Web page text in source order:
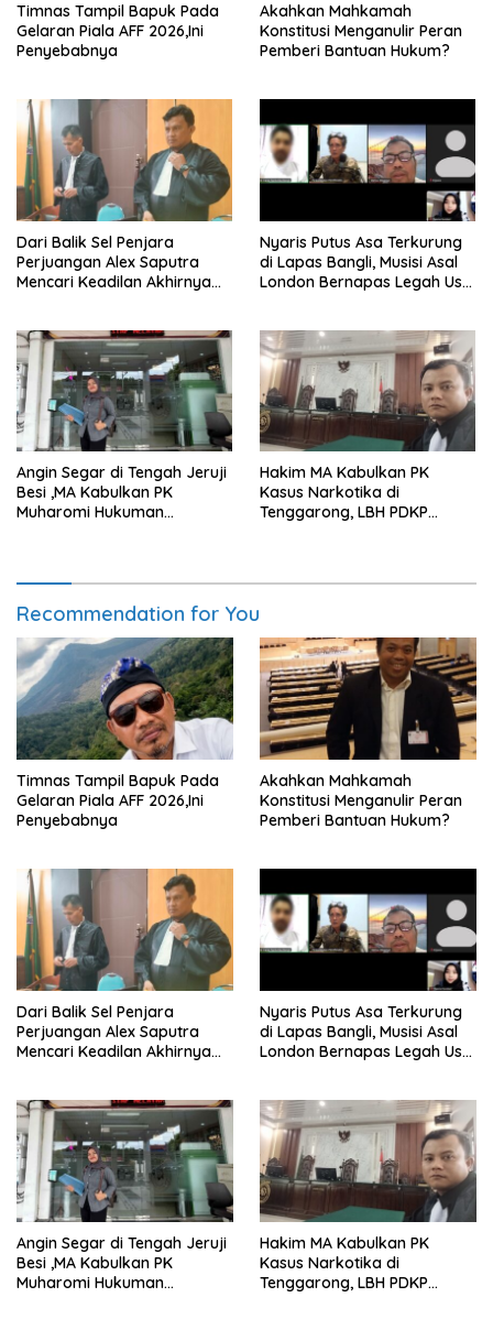
Timnas Tampil Bapuk Pada
Gelaran Piala AFF 2026,Ini
Penyebabnya
Akahkan Mahkamah
Konstitusi Menganulir Peran
Pemberi Bantuan Hukum?
Dari Balik Sel Penjara
Perjuangan Alex Saputra
Mencari Keadilan Akhirnya
Nyaris Putus Asa Terkurung
di Lapas Bangli, Musisi Asal
London Bernapas Legah Usai
Angin Segar di Tengah Jeruji
Besi ,MA Kabulkan PK
Muharomi Hukuman
Hakim MA Kabulkan PK
Kasus Narkotika di
Tenggarong, LBH PDKP
Recommendation for You
Timnas Tampil Bapuk Pada
Gelaran Piala AFF 2026,Ini
Penyebabnya
Akahkan Mahkamah
Konstitusi Menganulir Peran
Pemberi Bantuan Hukum?
Dari Balik Sel Penjara
Perjuangan Alex Saputra
Mencari Keadilan Akhirnya
Nyaris Putus Asa Terkurung
di Lapas Bangli, Musisi Asal
London Bernapas Legah Usai
Angin Segar di Tengah Jeruji
Besi ,MA Kabulkan PK
Muharomi Hukuman
Hakim MA Kabulkan PK
Kasus Narkotika di
Tenggarong, LBH PDKP